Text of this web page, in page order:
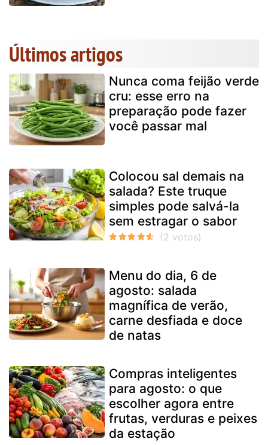
Últimos artigos
Nunca coma feijão verde
cru: esse erro na
preparação pode fazer
você passar mal
Colocou sal demais na
salada? Este truque
simples pode salvá-la
sem estragar o sabor
Menu do dia, 6 de
agosto: salada
magnífica de verão,
carne desfiada e doce
de natas
Compras inteligentes
para agosto: o que
escolher agora entre
frutas, verduras e peixes
da estação